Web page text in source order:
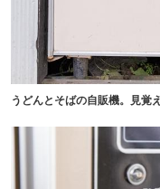
うどんとそばの自販機。見覚